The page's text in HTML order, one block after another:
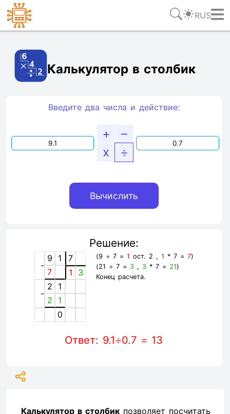
RUS
Калькулятор в столбик
Введите два числа и действие:
+
–
x
÷
Решение:
-
9 1
7
7
1 3
-
2
1
2
1
0
(9 ÷ 7 = 1 ост. 2 , 1 * 7 = 7)
(21 ÷ 7 = 3, 3* 7 = 21)
Конец расчета.
Ответ: 9.1÷0.7 = 13
Калькулятор в столбик позволяет посчитать